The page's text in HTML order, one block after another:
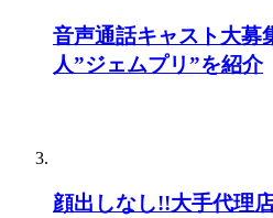
音声通話キャスト大募
人”ジェムプリ”を紹介
顔出しなし!!大手代理